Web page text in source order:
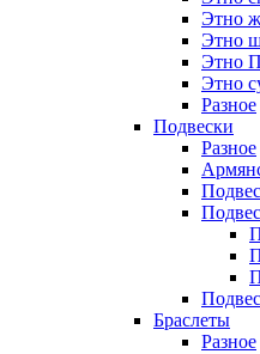
Этно
Этно
Этно
Этно
Разное
Подвески
Разное
Браслеты
Разное